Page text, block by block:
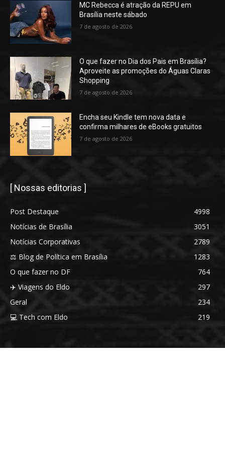
MC Rebecca é atração da REPU em
Brasília neste sábado
7 de agosto de 2026
O que fazer no Dia dos Pais em Brasília?
Aproveite as promoções do Águas Claras
Shopping
7 de agosto de 2026
Encha seu Kindle tem nova data e
confirma milhares de eBooks gratuitos
7 de agosto de 2026
[ Nossas editorias ]
Post Destaque
4998
Notícias de Brasília
3051
Notícias Corporativas
2789
⚖️ Blog de Política em Brasília
1283
O que fazer no DF
764
✈️ Viagens do Eldo
297
Geral
234
💻 Tech com Eldo
219